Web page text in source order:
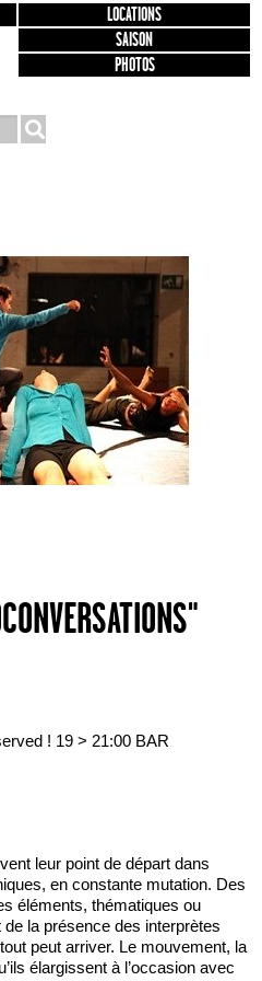
LOCATIONS
SAISON
PHOTOS
! 19 > 21:00 BAR
leur point de départ dans
en constante mutation. Des
éléments, thématiques ou
la présence des interprètes
peut arriver. Le mouvement, la
élargissent à l’occasion avec